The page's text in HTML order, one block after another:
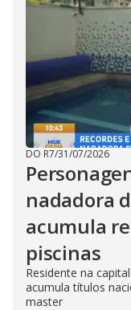
DO R7/31/07/2026
nadadora
acumula
piscinas
Residente na
acumula títulos
master